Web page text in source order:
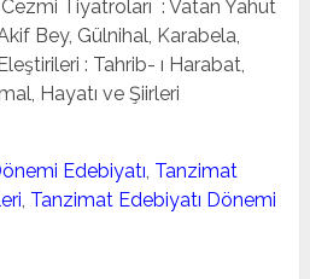
Tiyatroları : Vatan Yahut
Bey, Gülnihal, Karabela,
: Tahrib- ı Harabat,
Hayatı ve Şiirleri
Edebiyatı, Tanzimat
, Tanzimat Edebiyatı Dönemi